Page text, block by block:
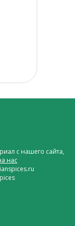
с нашего сайта,
нас